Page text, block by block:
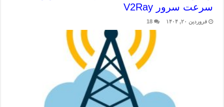
سرعت سرور V2Ray
فروردین ۲۰, ۱۴۰۴ 18